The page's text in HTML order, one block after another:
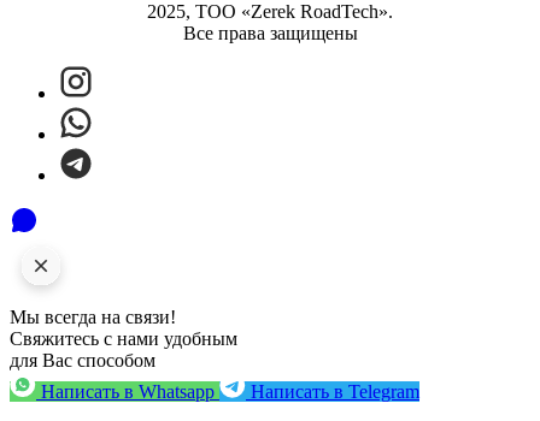
2025, ТОО «Zerek RoadTech».
Все права защищены
Мы всегда на связи!
Свяжитесь с нами удобным
для Вас способом
Написать в Whatsapp
Написать в Telegram